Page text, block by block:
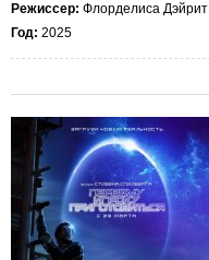
Режиссер: Флорделиса Дэйрит
Год: 2025